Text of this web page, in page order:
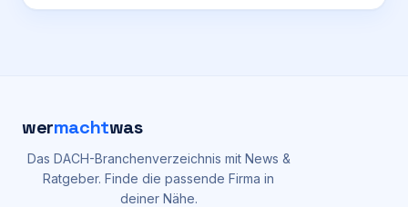
wermachtwas
Das DACH-Branchenverzeichnis mit News &
Ratgeber. Finde die passende Firma in
deiner Nähe.